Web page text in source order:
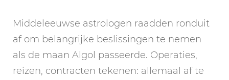
Middeleeuwse astrologen raadden ronduit
af om belangrijke beslissingen te nemen
als de maan Algol passeerde. Operaties,
reizen, contracten tekenen: allemaal af te